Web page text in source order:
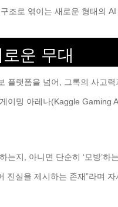
조로 엮이는 새로운 형태의
운 무대
플랫폼을 넘어, 그록의 사고
이밍 아레나(Kaggle Gaming
는지, 아니면 단순히 ‘모방’
진실을 제시하는 존재”라며